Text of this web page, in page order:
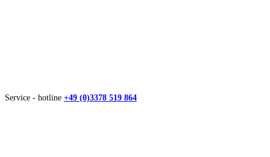
Service - hotline +49 (0)3378 519 864